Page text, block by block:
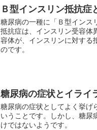
Ｂ型インスリン抵抗症
糖尿病の一種に「Ｂ型インス
抵抗症は、インスリン受容体
容体が、インスリンに対する
のです。
糖尿病の症状とイライ
糖尿病の症状としてよく挙げ
いうことです。しかし、糖尿
けではないようです。